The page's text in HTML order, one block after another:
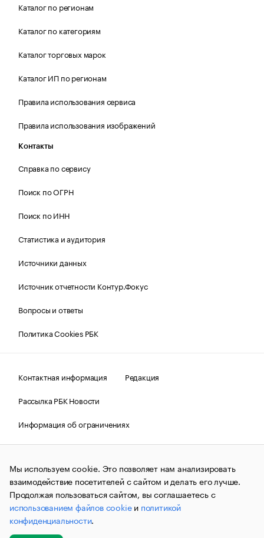
Каталог по регионам
Каталог по категориям
Каталог торговых марок
Каталог ИП по регионам
Правила использования сервиса
Правила использования изображений
Контакты
Справка по сервису
Поиск по ОГРН
Поиск по ИНН
Статистика и аудитория
Источники данных
Источник отчетности Контур.Фокус
Вопросы и ответы
Политика Cookies РБК
Контактная информация
Редакция
Рассылка РБК Новости
Информация об ограничениях
Правовая информация
О соблюдении авторских прав
© АО «РОСБИЗНЕСКОНСАЛТИНГ»,1995–2026.Сообщения
и материалы информационного агентства «РБК»
(зарегистрировано Федеральной службой по надзору в сфере
связи, информационных технологий и массовых
коммуникаций (Роскомнадзор) 09.12.2015 за номером ИА
№ФС77-63848) сопровождаются пометкой «РБК». Отдельные
публикации могут содержать информацию,
не предназначенную для пользователей
Мы используем cookie. Это позволяет нам анализировать
взаимодействие посетителей с сайтом и делать его лучше.
Продолжая пользоваться сайтом, вы соглашаетесь с
использованием файлов cookieи политикой
конфиденциальности.